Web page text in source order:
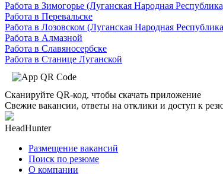
Работа в Зимогорье (Луганская Народная
Работа в Перевальске
Работа в Лозовском (Луганская Народная
Работа в Алмазной
Работа в Славяносербске
Работа в Станице Луганской
Сканируйте QR-код, чтобы скачать приложение
Свежие вакансии, ответы на отклики и доступ к
HeadHunter
Размещение вакансий
Поиск по резюме
О компании